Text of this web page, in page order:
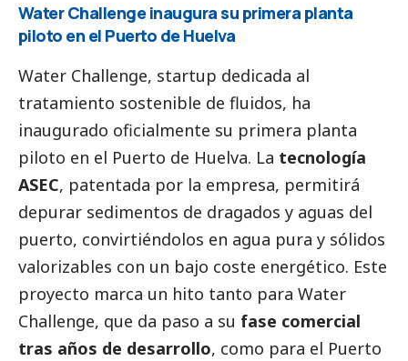
Water Challenge inaugura su primera planta
piloto en el Puerto de Huelva
Water Challenge, startup dedicada al
tratamiento sostenible de fluidos, ha
inaugurado oficialmente su primera planta
piloto en el Puerto de Huelva. La tecnología
ASEC, patentada por la empresa, permitirá
depurar sedimentos de dragados y aguas del
puerto, convirtiéndolos en agua pura y sólidos
valorizables con un bajo coste energético. Este
proyecto marca un hito tanto para Water
Challenge, que da paso a su fase comercial
tras años de desarrollo, como para el Puerto